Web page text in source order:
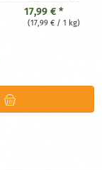
17,99 € *
(17,99 € / 1 kg)